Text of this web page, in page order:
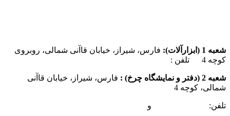
شعبه 1 (ابزارآلات):
فارس، شیراز، خیابان قاآنی شمالی، روبروی
کوچه 4 تلفن :
شعبه 2 (دفتر و نمایشگاه چرخ) :
فارس، شیراز، خیابان قاآنی
شمالی، کوچه 4
تلفن: و